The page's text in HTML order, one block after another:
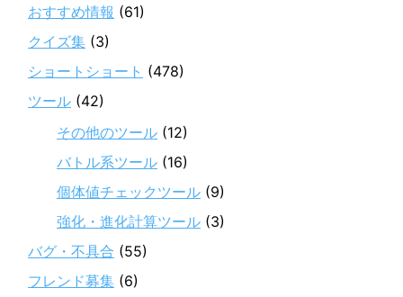
おすすめ情報 (61)
クイズ集 (3)
ショートショート (478)
ツール (42)
その他のツール (12)
バトル系ツール (16)
個体値チェックツール (9)
強化・進化計算ツール (3)
バグ・不具合 (55)
フレンド募集 (6)